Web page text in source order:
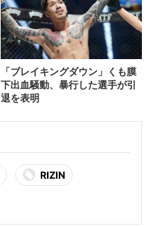
「ブレイキングダウン」くも膜
下出血騒動、暴行した選手が引
退を表明
RIZIN